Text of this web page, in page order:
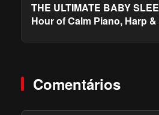
THE ULTIMATE BABY
Hour of Calm Piano, Harp
Comentários